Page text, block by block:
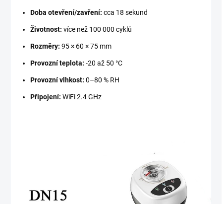
Doba otevření/zavření: cca 18 sekund
Životnost: více než 100 000 cyklů
Rozměry: 95 × 60 × 75 mm
Provozní teplota: -20 až 50 °C
Provozní vlhkost: 0–80 % RH
Připojení: WiFi 2.4 GHz